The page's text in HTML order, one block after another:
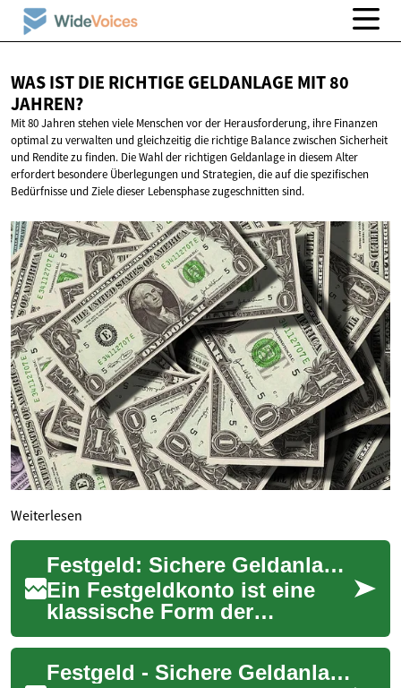
WAS IST DIE RICHTIGE GELDANLAGE MIT80
JAHREN?
Mit 80 Jahren stehen viele Menschen vor der Herausforderung, ihre Finanzen
optimal zu verwalten und gleichzeitig die richtige Balance zwischen Sicherheit
und Rendite zu finden. Die Wahl der richtigen Geldanlage in diesem Alter
erfordert besondere Überlegungen und Strategien, die auf die spezifischen
Bedürfnisse und Ziele dieser Lebensphase zugeschnitten sind.
Weiterlesen
Festgeld: Sichere Geldanlage mit garantierten Zinsen
Ein Festgeldkonto ist eine
klassische Form der
Geldanlage, bei der Sie Ihr
Geld für einen festgelegten
Zeitraum zu ei...
Festgeld - Sichere Geldanlage mit garantierten Zinsen